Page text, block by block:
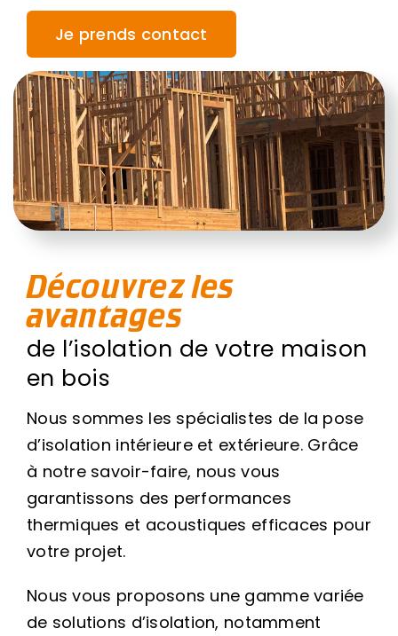
Je prends contact
Découvrez les
avantages
de l’isolation de votre maison
en bois
Nous sommes les spécialistes de la pose
d’isolation intérieure et extérieure. Grâce
à notre savoir-faire, nous vous
garantissons des performances
thermiques et acoustiques efficaces pour
votre projet.
Nous vous proposons une gamme variée
de solutions d’isolation, notamment